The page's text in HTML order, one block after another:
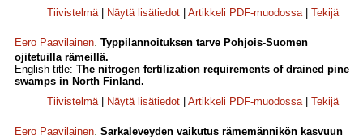
Tiivistelmä| Näytä lisätiedot Artikkeli PDF-muodossa| Tekijä
Eero Paavilainen. Typpilannoituksen tarve Pohjois-Suomen
ojitetuilla rämeillä.
English title: The nitrogen fertilization requirements of drained pine
swamps in North Finland.
Tiivistelmä| Näytä lisätiedot Artikkeli PDF-muodossa| Tekijä
Eero Paavilainen. Sarkaleveyden vaikutus rämemännikön kasvuun